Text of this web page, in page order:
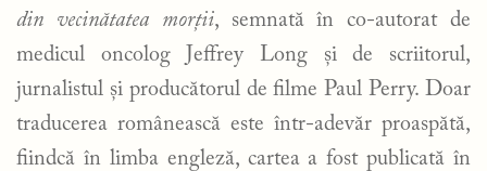
din vecinătatea morții, semnată în co-autorat de
medicul oncolog Jeffrey Long și de scriitorul,
jurnalistul și producătorul de filme Paul Perry. Doar
traducerea românească este într-adevăr proaspătă,
fiindcă în limba engleză, cartea a fost publicată în